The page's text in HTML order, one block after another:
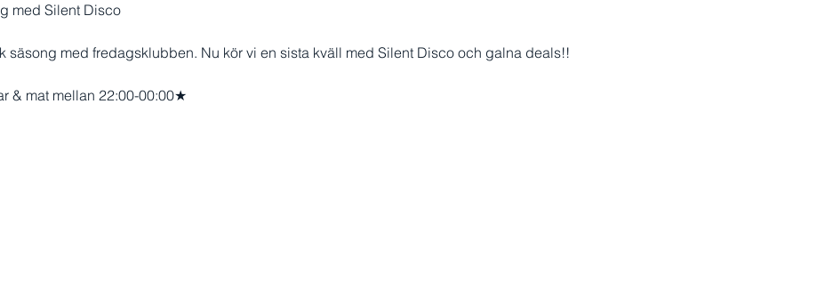
med Silent Disco
säsong med fredagsklubben. Nu kör vi en sista kväll med Silent Disco och galna deals!!
& mat mellan 22:00-00:00★